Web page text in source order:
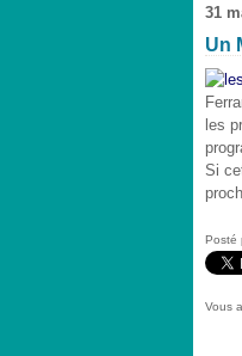
31
Un
les
Si
Posté
Vous